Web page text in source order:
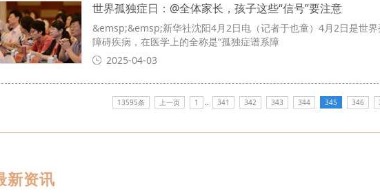
世界孤独症日：@全体家长，孩子这些“信号”要注意
&emsp;&emsp;新华社沈阳4月2日电（记者于也童）4月2日是世
障碍疾病，在医学上的全称是“孤独症谱系障
2025-04-03
13595条 上一页 1 .. 341 342 343 344 345 346
新资讯